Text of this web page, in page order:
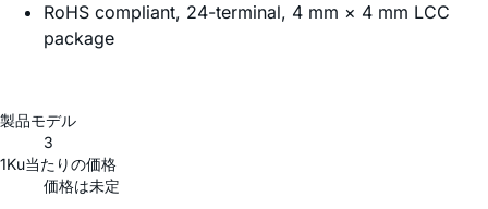
RoHS compliant, 24-terminal, 4 mm × 4 mm LCC
package
製品モデル
3
1Ku当たりの価格
価格は未定